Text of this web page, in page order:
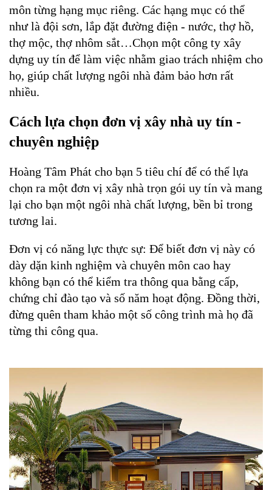
môn từng hạng mục riêng. Các hạng mục có thể
như là đội sơn, lắp đặt đường điện - nước, thợ hồ,
thợ mộc, thợ nhôm sắt…Chọn một công ty xây
dựng uy tín để làm việc nhằm giao trách nhiệm cho
họ, giúp chất lượng ngôi nhà đảm bảo hơn rất
nhiều.
Cách lựa chọn đơn vị xây nhà uy tín -
chuyên nghiệp
Hoàng Tâm Phát cho bạn 5 tiêu chí để có thể lựa
chọn ra một đơn vị xây nhà trọn gói uy tín và mang
lại cho bạn một ngôi nhà chất lượng, bền bỉ trong
tương lai.
Đơn vị có năng lực thực sự: Để biết đơn vị này có
dày dặn kinh nghiệm và chuyên môn cao hay
không bạn có thể kiểm tra thông qua bằng cấp,
chứng chỉ đào tạo và số năm hoạt động. Đồng thời,
đừng quên tham khảo một số công trình mà họ đã
từng thi công qua.